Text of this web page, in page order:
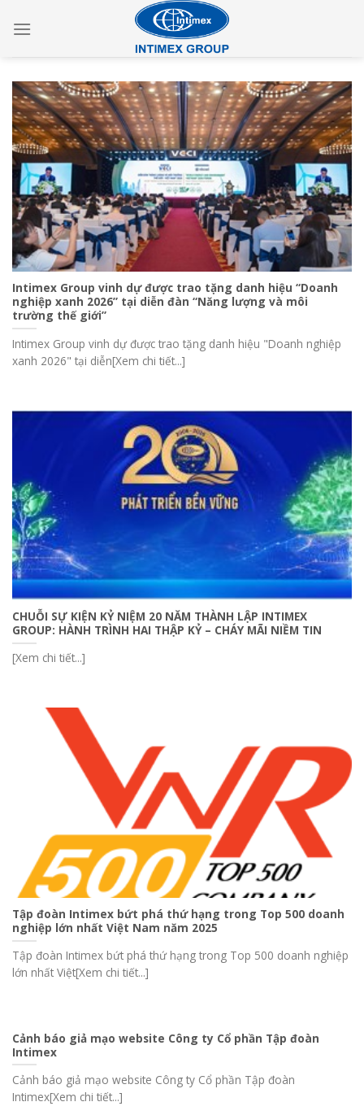
Intimex Group vinh dự được trao tặng danh hiệu “Doanh
nghiệp xanh 2026” tại diễn đàn “Năng lượng và môi
trường thế giới”
Intimex Group vinh dự được trao tặng danh hiệu "Doanh nghiệp
xanh 2026" tại diễn[Xem chi tiết...]
CHUỖI SỰ KIỆN KỶ NIỆM 20 NĂM THÀNH LẬP INTIMEX
GROUP: HÀNH TRÌNH HAI THẬP KỶ – CHÁY MÃI NIỀM TIN
[Xem chi tiết...]
Tập đoàn Intimex bứt phá thứ hạng trong Top 500 doanh
nghiệp lớn nhất Việt Nam năm 2025
Tập đoàn Intimex bứt phá thứ hạng trong Top 500 doanh nghiệp
lớn nhất Việt[Xem chi tiết...]
Cảnh báo giả mạo website Công ty Cổ phần Tập đoàn
Intimex
Cảnh báo giả mạo website Công ty Cổ phần Tập đoàn
Intimex[Xem chi tiết...]